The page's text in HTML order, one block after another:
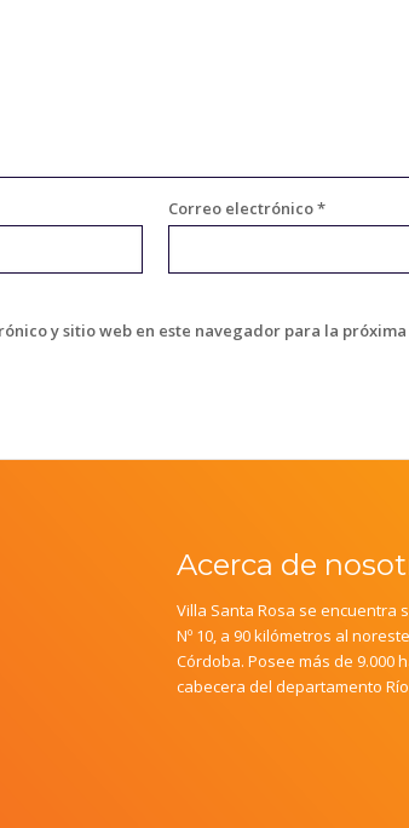
Correo electrónico*
y sitio web en este navegador para la
Acerca de
Villa Santa Rosa se encuentra
Nº 10, a 90 kilómetros al
Córdoba. Posee más de 9.000
cabecera del departamento